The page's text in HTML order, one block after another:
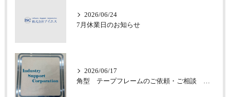
2026/06/24
7月休業日のお知らせ
2026/06/17
角型 テープフレームのご依頼・ご相談 承っております